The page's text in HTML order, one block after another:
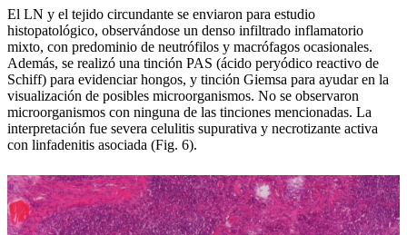
El LN y el tejido circundante se enviaron para estudio
histopatológico, observándose un denso infiltrado inflamatorio
mixto, con predominio de neutrófilos y macrófagos ocasionales.
Además, se realizó una tinción PAS (ácido peryódico reactivo de
Schiff) para evidenciar hongos, y tinción Giemsa para ayudar en la
visualización de posibles microorganismos. No se observaron
microorganismos con ninguna de las tinciones mencionadas. La
interpretación fue severa celulitis supurativa y necrotizante activa
con linfadenitis asociada (Fig. 6).